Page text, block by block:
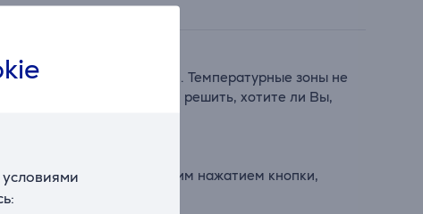
красных и белых вин. Температурные зоны не
Bosch позволяет Вам решить, хотите ли Вы,
активируемая одним нажатием кнопки,